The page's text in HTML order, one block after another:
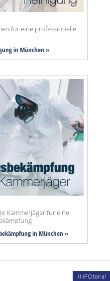
für eine professionelle
in München »
Kammerjäger für eine
in München »
INFOtorial